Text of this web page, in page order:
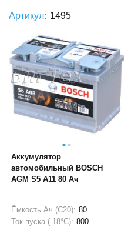
Артикул: 1495
Аккумулятор
автомобильный BOSCH
AGM S5 A11 80 Ач
Ёмкость Ач (С20): 80
Ток пуска (-18°С): 800